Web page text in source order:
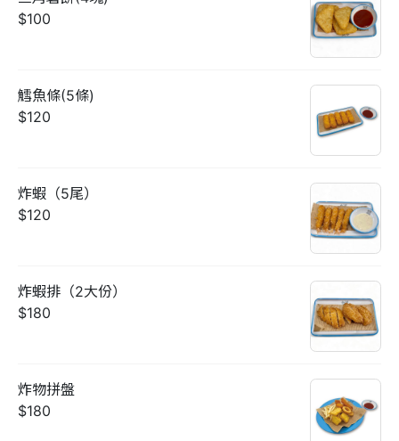
$100
鱈魚條(5條)
$120
炸蝦（5尾）
$120
炸蝦排（2大份）
$180
炸物拼盤
$180